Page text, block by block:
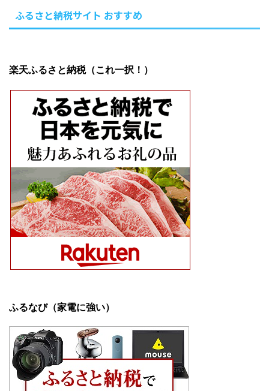
ふるさと納税サイト おすすめ
楽天ふるさと納税（これ一択！）
ふるなび（家電に強い）